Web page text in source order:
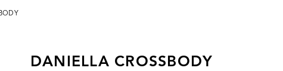
DANIELLA CROSSBODY